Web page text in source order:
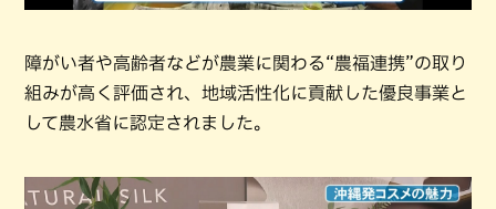
障がい者や高齢者などが農業に関わる“農福連携”の取り
組みが高く評価され、地域活性化に貢献した優良事業と
して農水省に認定されました。